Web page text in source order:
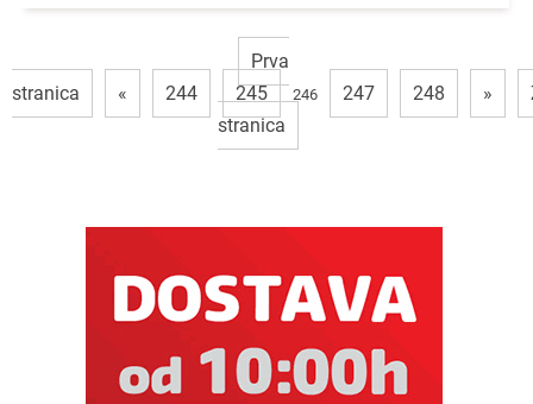
Prva
stranica
« 244 245 246 247 248 »
stranica